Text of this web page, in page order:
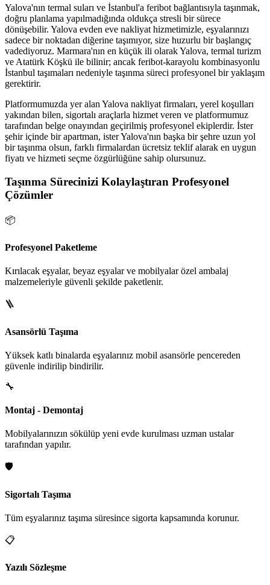
Yalova'nın termal suları ve İstanbul'a feribot bağlantısıyla taşınmak,
doğru planlama yapılmadığında oldukça stresli bir sürece
dönüşebilir. Yalova evden eve nakliyat hizmetimizle, eşyalarınızı
sadece bir noktadan diğerine taşımıyor, size huzurlu bir başlangıç
vadediyoruz. Marmara'nın en küçük ili olarak Yalova, termal turizm
ve Atatürk Köşkü ile bilinir; ancak feribot-karayolu kombinasyonlu
İstanbul taşımaları nedeniyle taşınma süreci profesyonel bir yaklaşım
gerektirir.
Platformumuzda yer alan Yalova nakliyat firmaları, yerel koşulları
yakından bilen, sigortalı araçlarla hizmet veren ve platformumuz
tarafından belge onayından geçirilmiş profesyonel ekiplerdir. İster
şehir içinde bir apartman, ister Yalova'nın başka bir şehre uzun yol
bir taşınma olsun, farklı firmalardan ücretsiz teklif alarak en uygun
fiyatı ve hizmeti seçme özgürlüğüne sahip olursunuz.
Taşınma Sürecinizi Kolaylaştıran Profesyonel
Çözümler
📦
Profesyonel Paketleme
Kırılacak eşyalar, beyaz eşyalar ve mobilyalar özel ambalaj
malzemeleriyle güvenli şekilde paketlenir.
🪜
Asansörlü Taşıma
Yüksek katlı binalarda eşyalarınız mobil asansörle pencereden
güvenle indirilip bindirilir.
🔧
Montaj - Demontaj
Mobilyalarınızın sökülüp yeni evde kurulması uzman ustalar
tarafından yapılır.
🛡️
Sigortalı Taşıma
Tüm eşyalarınız taşıma süresince sigorta kapsamında korunur.
📋
Yazılı Sözleşme